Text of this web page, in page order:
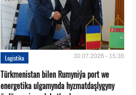
Logistika 30.07.2026 - 15:35
Türkmenistan bilen Rumyniýa port we
energetika ulgamynda hyzmatdaşlygyny